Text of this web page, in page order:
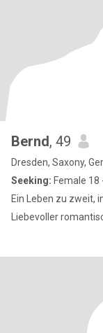
Bernd, 49
Dresden, Saxony,
Seeking: Female 18
Ein Leben zu zweit,
Liebevoller